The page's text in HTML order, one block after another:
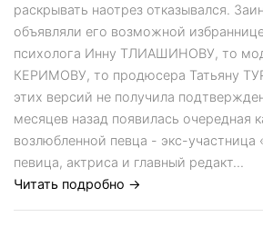
раскрывать наотрез отказывался.
объявляли его возможной
психолога Инну ТЛИАШИНОВУ, то
КЕРИМОВУ, то продюсера Татьяну
этих версий не получила
месяцев назад появилась очередная
возлюбленной певца - экс-
певица, актриса и главный редакт...
Читать подробно →